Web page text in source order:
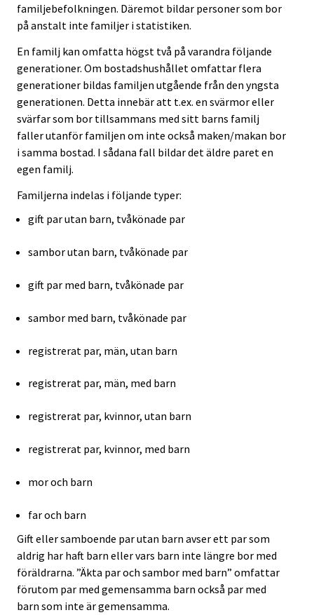
familjebefolkningen. Däremot bildar personer som bor
på anstalt inte familjer i statistiken.
En familj kan omfatta högst två på varandra följande
generationer. Om bostadshushållet omfattar flera
generationer bildas familjen utgående från den yngsta
generationen. Detta innebär att t.ex. en svärmor eller
svärfar som bor tillsammans med sitt barns familj
faller utanför familjen om inte också maken/makan bor
i samma bostad. I sådana fall bildar det äldre paret en
egen familj.
Familjerna indelas i följande typer:
gift par utan barn, tvåkönade par
sambor utan barn, tvåkönade par
gift par med barn, tvåkönade par
sambor med barn, tvåkönade par
registrerat par, män, utan barn
registrerat par, män, med barn
registrerat par, kvinnor, utan barn
registrerat par, kvinnor, med barn
mor och barn
far och barn
Gift eller samboende par utan barn avser ett par som
aldrig har haft barn eller vars barn inte längre bor med
föräldrarna. ”Äkta par och sambor med barn” omfattar
förutom par med gemensamma barn också par med
barn som inte är gemensamma.